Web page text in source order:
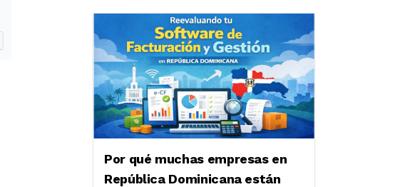
Por qué muchas empresas en
República Dominicana están